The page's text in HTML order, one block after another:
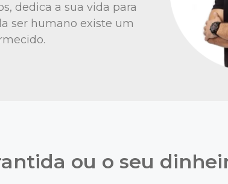
dedica a sua vida para
ser humano existe um
ou o seu